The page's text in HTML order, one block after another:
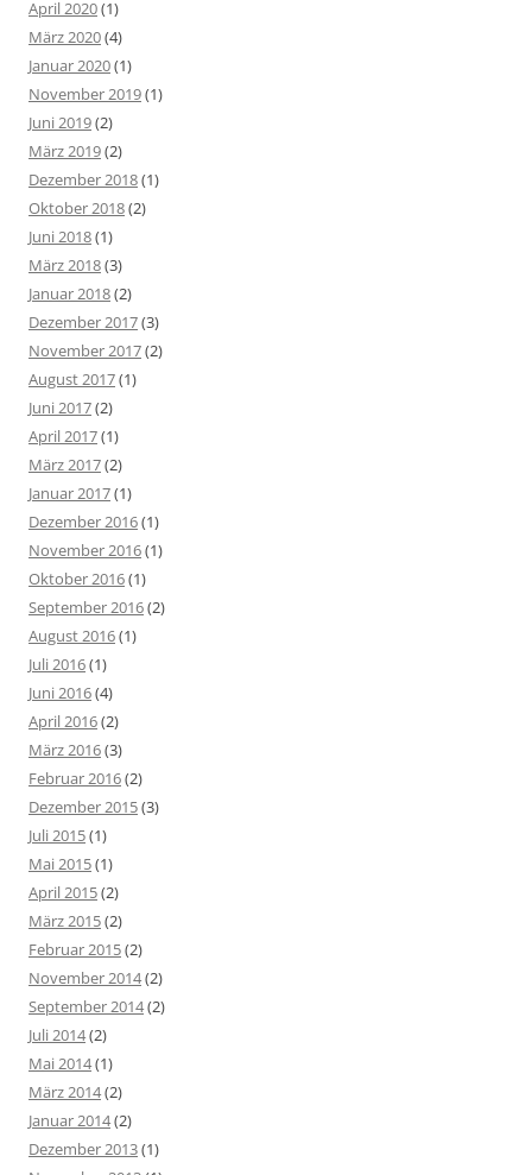
April 2020(1)
März 2020(4)
Januar 2020(1)
November 2019(1)
Juni 2019(2)
März 2019(2)
Dezember 2018(1)
Oktober 2018(2)
Juni 2018(1)
März 2018(3)
Januar 2018(2)
Dezember 2017(3)
November 2017(2)
August 2017(1)
Juni 2017(2)
April 2017(1)
März 2017(2)
Januar 2017(1)
Dezember 2016(1)
November 2016(1)
Oktober 2016(1)
September 2016(2)
August 2016(1)
Juli 2016(1)
Juni 2016(4)
April 2016(2)
März 2016(3)
Februar 2016(2)
Dezember 2015(3)
Juli 2015(1)
Mai 2015(1)
April 2015(2)
März 2015(2)
Februar 2015(2)
November 2014(2)
September 2014(2)
Juli 2014(2)
Mai 2014(1)
März 2014(2)
Januar 2014(2)
Dezember 2013(1)